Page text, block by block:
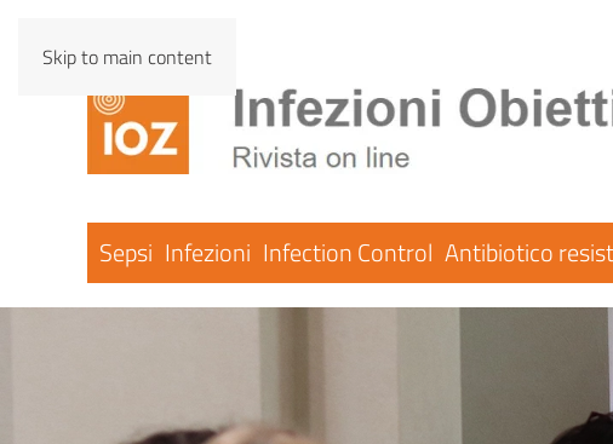
Skip to main content
Sepsi Infezioni Infection Control Antibiotico